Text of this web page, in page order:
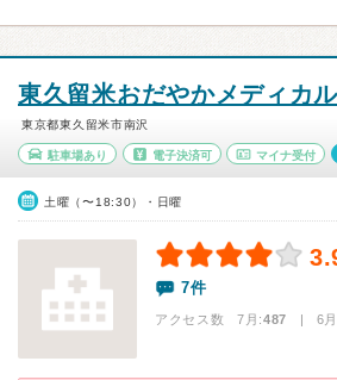
東久留米おだやかメディカ
東京都東久留米市南沢
駐車場あり 電子決済可 マイナ受付
土曜（〜18:30）・日曜
7件
アクセス数 7月:487 | 6月